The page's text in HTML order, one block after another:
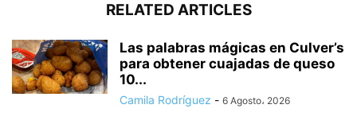
RELATED ARTICLES
Las palabras mágicas en Culver’s
para obtener cuajadas de queso
10...
Camila Rodríguez - 6 Agosto، 2026